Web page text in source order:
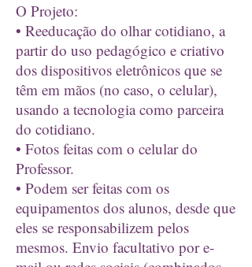
O Projeto:
• Reeducação do olhar cotidiano, a
partir do uso pedagógico e criativo
dos dispositivos eletrônicos que se
têm em mãos (no caso, o celular),
usando a tecnologia como parceira
do cotidiano.
• Fotos feitas com o celular do
Professor.
• Podem ser feitas com os
equipamentos dos alunos, desde que
eles se responsabilizem pelos
mesmos. Envio facultativo por e-